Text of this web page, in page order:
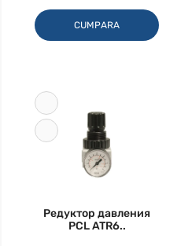
CUMPARA
Редуктор давления
PCL ATR6..